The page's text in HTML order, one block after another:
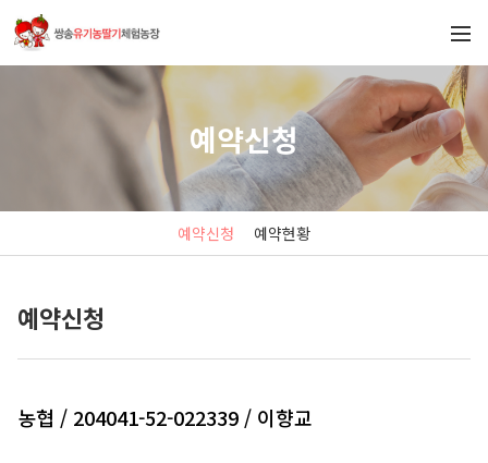
예약신청
예약신청 예약현황
예약신청
농협 / 204041-52-022339 / 이향교